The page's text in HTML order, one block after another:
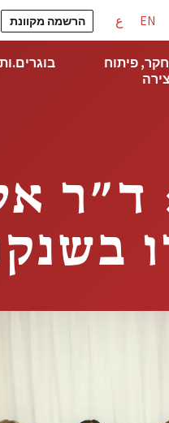
EN ع הרשמה מקוונת
פיתוח
בוגרים.ות